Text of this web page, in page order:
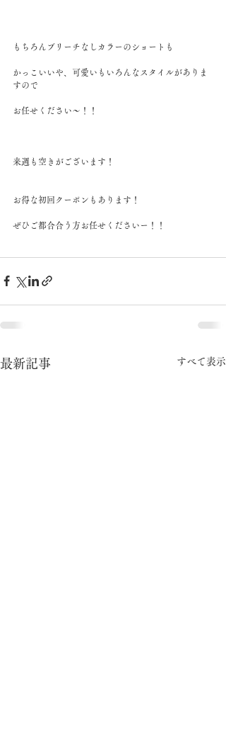
もちろんブリーチなしカラーのショートも
かっこいいや、可愛いもいろんなスタイルがありま
すので
お任せください～！！
来週も空きがございます！
お得な初回クーポンもあります！
ぜひご都合合う方お任せくださいー！！
最新記事 すべて表示